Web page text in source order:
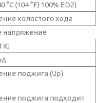
°C (104 °F) 100% ED2)
холостого хода
напряжение
поджига (Up)
поджига подходит